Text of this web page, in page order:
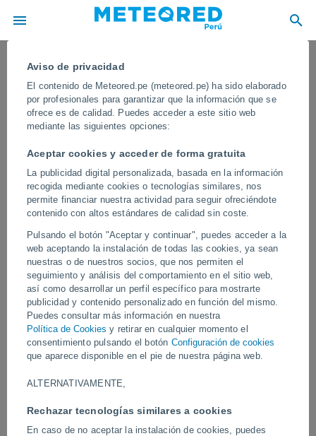
Aviso de privacidad
El contenido de Meteored.pe (meteored.pe) ha sido elaborado
por profesionales para garantizar que la información que se
ofrece es de calidad. Puedes acceder a este sitio web
mediante las siguientes opciones:
Aceptar cookies y acceder de forma gratuita
La publicidad digital personalizada, basada en la información
recogida mediante cookies o tecnologías similares, nos
permite financiar nuestra actividad para seguir ofreciéndote
contenido con altos estándares de calidad sin coste.
Pulsando el botón "Aceptar y continuar", puedes acceder a la
web aceptando la instalación de todas las cookies, ya sean
nuestras o de nuestros socios, que nos permiten el
seguimiento y análisis del comportamiento en el sitio web,
así como desarrollar un perfil específico para mostrarte
publicidad y contenido personalizado en función del mismo.
Puedes consultar más información en nuestra
Política de Cookies y retirar en cualquier momento el
consentimiento pulsando el botón Configuración de cookies
que aparece disponible en el pie de nuestra página web.
ALTERNATIVAMENTE,
Rechazar tecnologías similares a cookies
En caso de no aceptar la instalación de cookies, puedes
Aparecen ríos, lagos y cascadas tras
las fuertes lluvias en el desierto de Al-
Dahna, Arabia Saudí
En los últimos días se han registrado precipitaciones muy intensas
en esta zona, provocando el desbordamiento de numerosos
cauces e inundaciones súbitas en pleno desierto
Vídeos